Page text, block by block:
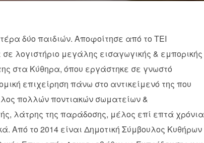
δύο παιδιών. Αποφοίτησε από το ΤΕΙ
λογιστήριο μεγάλης εισαγωγικής & εμπορικής
στα Κύθηρα, όπου εργάστηκε σε γνωστό
επιχείρηση πάνω στο αντικείμενό της που
πολλών ποντιακών σωματείων &
λάτρης της παράδοσης, μέλος επί επτά χρόνια
Από το 2014 είναι Δημοτική Σύμβουλος Κυθήρων